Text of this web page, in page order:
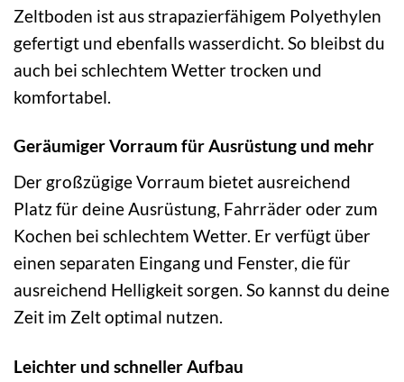
Zeltboden ist aus strapazierfähigem Polyethylen
gefertigt und ebenfalls wasserdicht. So bleibst du
auch bei schlechtem Wetter trocken und
komfortabel.
Geräumiger Vorraum für Ausrüstung und mehr
Der großzügige Vorraum bietet ausreichend
Platz für deine Ausrüstung, Fahrräder oder zum
Kochen bei schlechtem Wetter. Er verfügt über
einen separaten Eingang und Fenster, die für
ausreichend Helligkeit sorgen. So kannst du deine
Zeit im Zelt optimal nutzen.
Leichter und schneller Aufbau